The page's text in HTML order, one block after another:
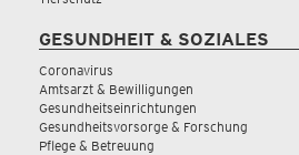
GESUNDHEIT & SOZIALES
Coronavirus
Amtsarzt & Bewilligungen
Gesundheitseinrichtungen
Gesundheitsvorsorge & Forschung
Pflege & Betreuung